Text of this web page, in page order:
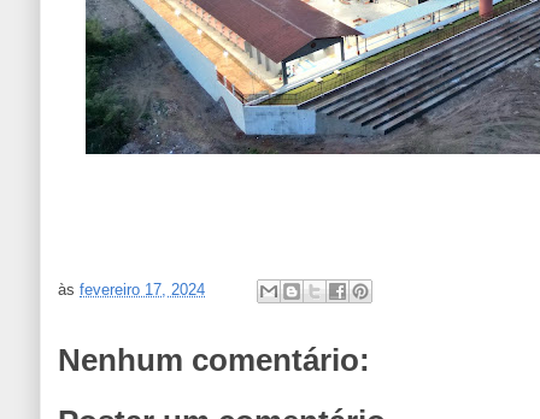
àsfevereiro 17, 2024
Nenhum comentário: